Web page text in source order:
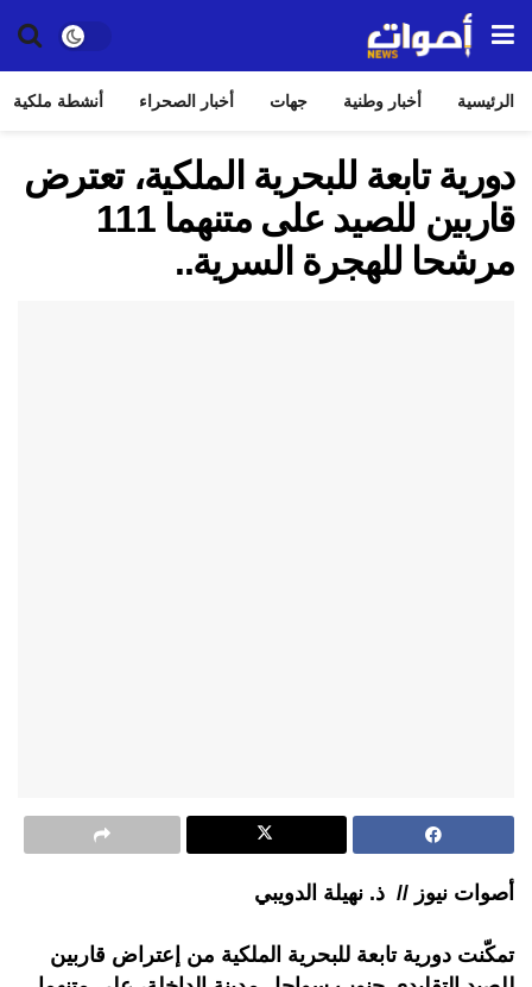
الرئيسية أخبار وطنية جهات أخبار الصحراء أنشطة ملكية
دورية تابعة للبحرية الملكية، تعترض
قاربين للصيد على متنهما 111
مرشحا للهجرة السرية..
أصوات نيوز // ذ. نهيلة الدويبي
تمكّنت دورية تابعة للبحرية الملكية من إعتراض قاربين